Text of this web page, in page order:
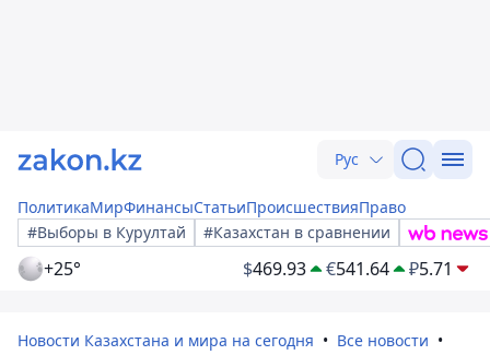
Рус
ПолитикаМирФинансыСтатьиПроисшествияПраво
#Выборы в Курултай
#Казахстан в сравнении
+25° $469.93 €541.64 ₽5.71
Новости Казахстана и мира на сегодня
Все новости